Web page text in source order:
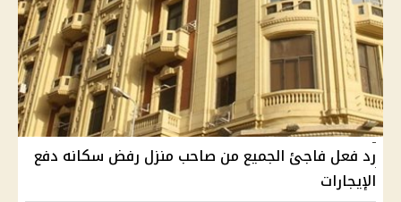
رد فعل فاجئ الجميع من صاحب منزل رفض سكانه دفع
الإيجارات